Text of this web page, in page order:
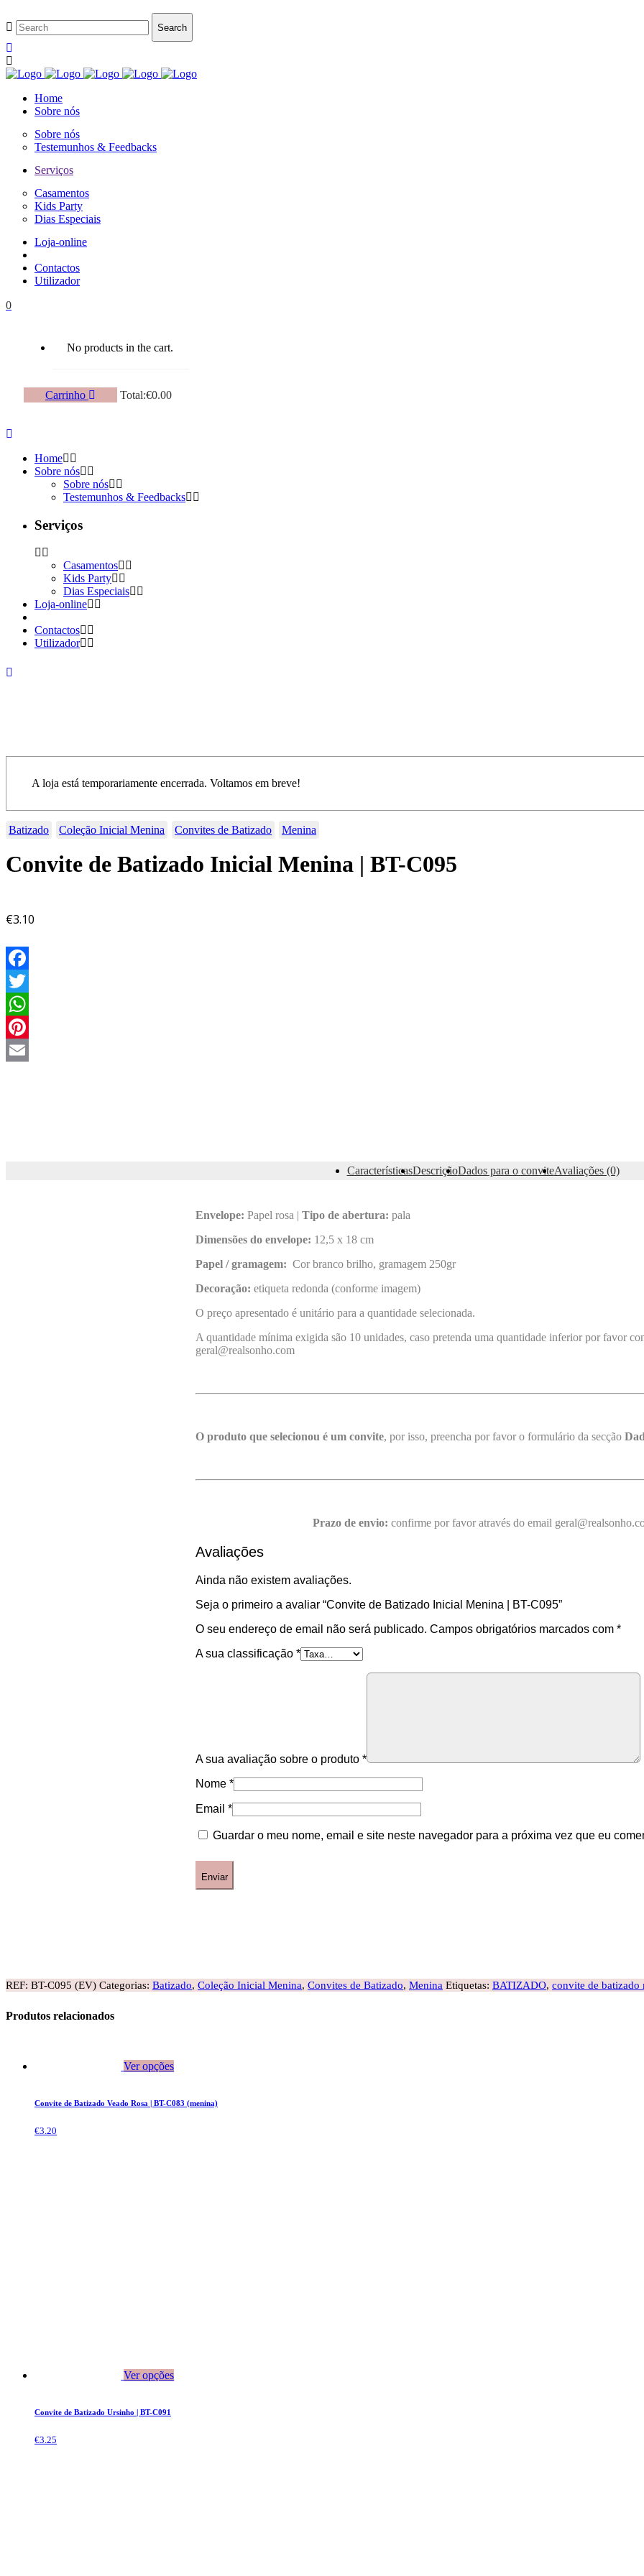
Home
Sobre nós
Sobre nós
Testemunhos & Feedbacks
Serviços
Casamentos
Kids Party
Dias Especiais
Loja-online
Contactos
Utilizador
0
No products in the cart.
Carrinho Total:€0.00
Home
Sobre nós
Sobre nós
Testemunhos & Feedbacks
Serviços
Casamentos
Kids Party
Dias Especiais
Loja-online
Contactos
Utilizador
A loja está temporariamente encerrada. Voltamos em breve!
Batizado Coleção Inicial Menina Convites de Batizado Menina
Convite de Batizado Inicial Menina | BT-C095
€3.10
Facebook
Twitter
WhatsApp
Pinterest
CaracterísticasDescriçãoDados para o conviteAvaliações (0)
Envelope: Papel rosa | Tipo de abertura: pala
Dimensões do envelope: 12,5 x 18 cm
Papel / gramagem: Cor branco brilho, gramagem 250gr
Decoração: etiqueta redonda (conforme imagem)
O preço apresentado é unitário para a quantidade selecionada.
A quantidade mínima exigida são 10 unidades, caso pretenda uma quantidade inferior por favor
geral@realsonho.com
O produto que selecionou é um convite, por isso, preencha por favor o formulário da secção
Prazo de envio: confirme por favor através do email
Avaliações
Ainda não existem avaliações.
Seja o primeiro a avaliar “Convite de Batizado Inicial Menina | BT-C095”
O seu endereço de email não será publicado. Campos obrigatórios marcados com *
A sua classificação *
A sua avaliação sobre o produto *
Nome *
Email *
Guardar o meu nome, email e site neste navegador para a próxima vez que eu
REF: BT-C095 (EV) Categorias: Batizado, Coleção Inicial Menina, Convites de Batizado, Menina Etiquetas: BATIZADO, convite de batizado
Produtos relacionados
Ver opções
Convite de Batizado Veado Rosa | BT-C083 (menina)
€3.20
Ver opções
Convite de Batizado Ursinho | BT-C091
€3.25